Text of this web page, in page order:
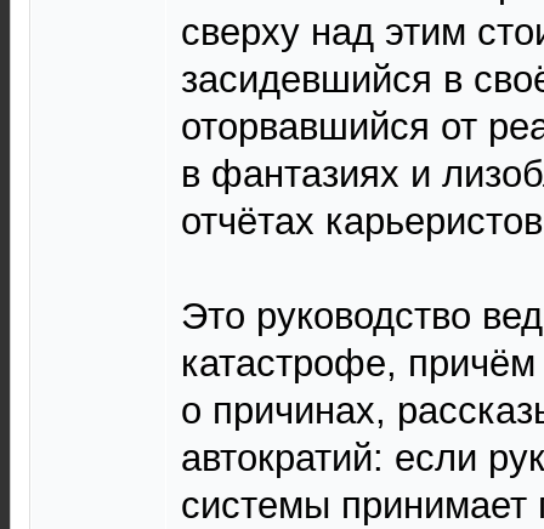
сверху над этим
засидевшийся в
оторвавшийся от
в фантазиях и
отчётах
Это руководство
катастрофе,
о причинах,
автократий: если
системы принимает